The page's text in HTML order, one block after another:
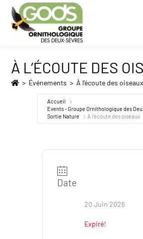
À L’ÉCOUTE DES
> Événements > À l’écoute des oiseaux
Accueil
Events - Groupe Ornithologique des
Sortie Nature
À l’écoute des oiseaux
Date
20 Juin 2026
Expiré!